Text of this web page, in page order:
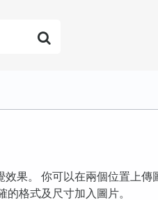
果。 你可以在兩個位置上傳
格式及尺寸加入圖片。